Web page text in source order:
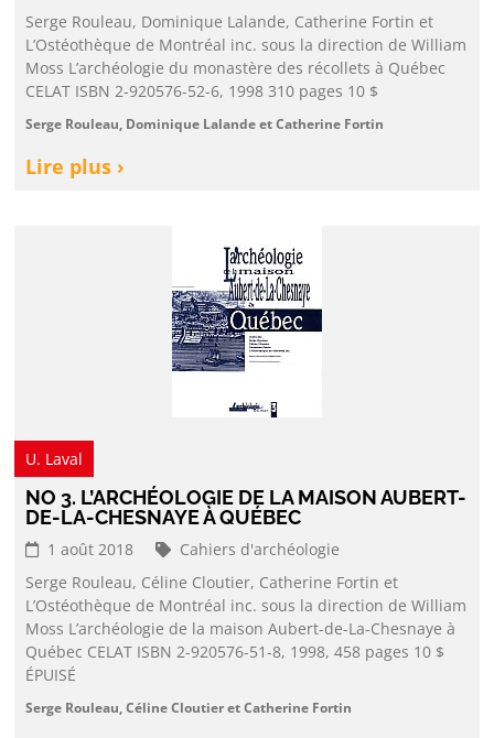
Serge Rouleau, Dominique Lalande, Catherine Fortin et
L’Ostéothèque de Montréal inc. sous la direction de William
Moss L’archéologie du monastère des récollets à Québec
CELAT ISBN 2-920576-52-6, 1998 310 pages 10 $
Serge Rouleau, Dominique Lalande et Catherine Fortin
Lire plus ›
U. Laval
NO 3. L’ARCHÉOLOGIE DE LA MAISON AUBERT-
DE-LA-CHESNAYE À QUÉBEC
1 août 2018
Cahiers d'archéologie
Serge Rouleau, Céline Cloutier, Catherine Fortin et
L’Ostéothèque de Montréal inc. sous la direction de William
Moss L’archéologie de la maison Aubert-de-La-Chesnaye à
Québec CELAT ISBN 2-920576-51-8, 1998, 458 pages 10 $
ÉPUISÉ
Serge Rouleau, Céline Cloutier et Catherine Fortin